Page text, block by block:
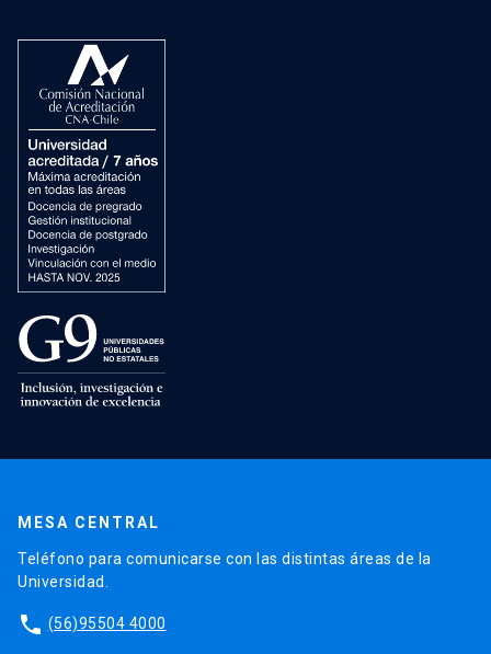
MESA CENTRAL
Teléfono para comunicarse con las distintas áreas de la
Universidad.
phone (56)95504 4000